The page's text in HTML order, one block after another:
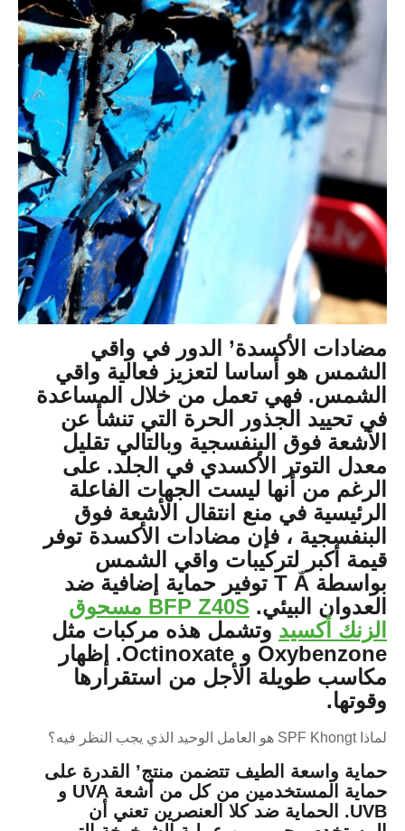
مضادات الأكسدة’ الدور في واقي
الشمس هو أساسا لتعزيز فعالية واقي
الشمس. فهي تعمل من خلال المساعدة
في تحييد الجذور الحرة التي تنشأ عن
الأشعة فوق البنفسجية وبالتالي تقليل
معدل التوتر الأكسدي في الجلد. على
الرغم من أنها ليست الجهات الفاعلة
الرئيسية في منع انتقال الأشعة فوق
البنفسجية ، فإن مضادات الأكسدة توفر
قيمة أكبر لتركيبات واقي الشمس
بواسطة T Ắ توفير حماية إضافية ضد
العدوان البيئي.
BFP Z40S مسحوق
الزنك أكسيد وتشمل هذه مركبات مثل
Oxybenzone و Octinoxate.
إظهار
مكاسب طويلة الأجل من استقرارها
وقوتها.
لماذا SPF Khongt هو العامل الوحيد الذي يجب النظر فيه؟
حماية واسعة الطيف تتضمن منتج’ القدرة على
حماية المستخدمين من كل من أشعة UVA و
UVB. الحماية ضد كلا العنصرين تعني أن